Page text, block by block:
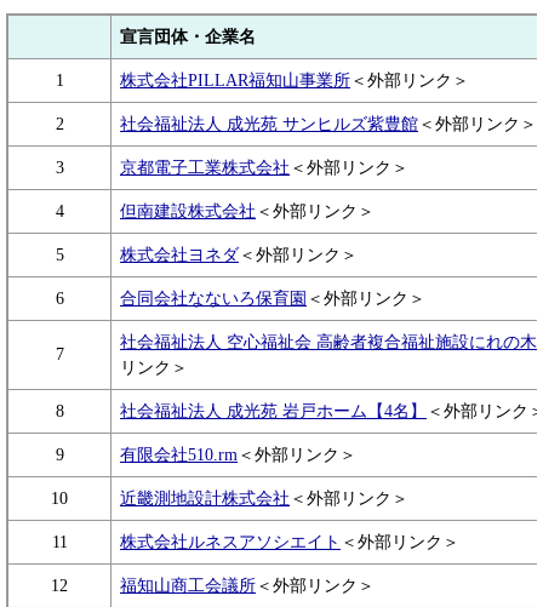
宣言団体・企業名
1 株式会社PILLAR福知山事業所 ＜外部リンク＞
2 社会福祉法人 成光苑​ サンヒルズ紫豊館 ＜外部リンク＞
3 京都電子工業株式会社 ＜外部リンク＞
4 但南建設株式会社 ＜外部リンク＞
5 株式会社ヨネダ ＜外部リンク＞
6 合同会社なないろ保育園 ＜外部リンク＞
7
社会福祉法人 空心福祉会 高齢者複合福祉施設にれの木
リンク＞
8 社会福祉法人 成光苑 岩戸ホーム【4名】 ＜外部リンク
9 有限会社510.rm ＜外部リンク＞
10 近畿測地設計株式会社 ＜外部リンク＞
11 株式会社ルネスアソシエイト ＜外部リンク＞
12 福知山商工会議所 ＜外部リンク＞